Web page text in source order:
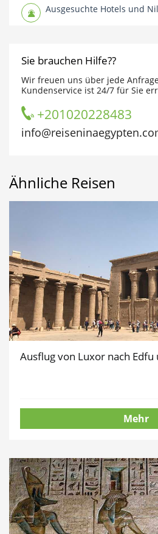
Ausgesuchte Hotels und
Sie brauchen Hilfe??
Wir freuen uns über jede
Kundenservice ist 24/7 für Sie
+201020228483
Ähnliche Reisen
Ausflug von Luxor nach
Mehr